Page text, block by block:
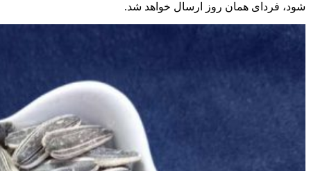
شود، فردای همان روز ارسال خواهد شد.